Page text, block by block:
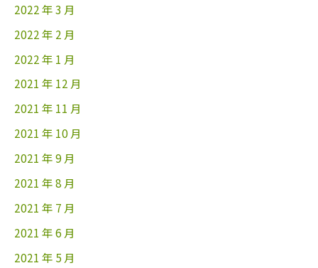
2022 年 3 月
2022 年 2 月
2022 年 1 月
2021 年 12 月
2021 年 11 月
2021 年 10 月
2021 年 9 月
2021 年 8 月
2021 年 7 月
2021 年 6 月
2021 年 5 月